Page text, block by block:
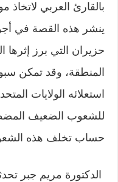
بالقارئ العربي
حزيران التي برز إثرها
المنطقة، وقد تمكن
استعلائه الولايات
للشعوب الضعيف
حساب تخلف هذه
الدكتورة مريم جبر